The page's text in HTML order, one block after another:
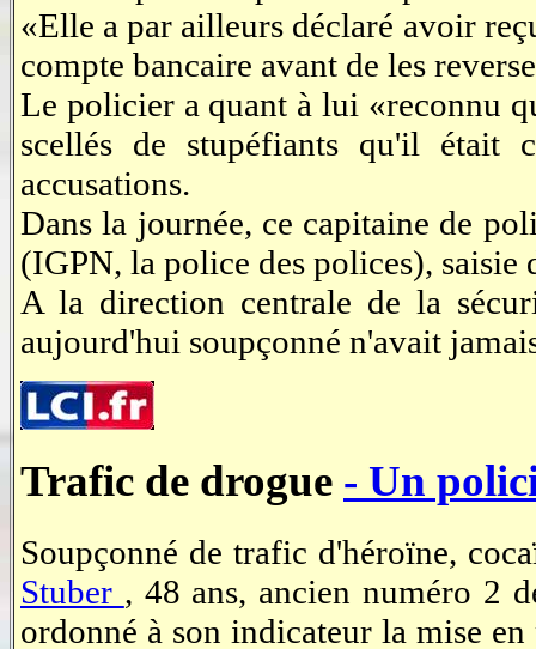
«Elle a par ailleurs déclaré avoir
compte bancaire avant de les
Le policier a quant à lui «reconnu
scellés de stupéfiants qu'il était
accusations.
Dans la journée, ce capitaine de
(IGPN, la police des polices),
A la direction centrale de la
aujourd'hui soupçonné n'avait
Trafic de drogue - Un
Soupçonné de trafic d'héroïne,
Stuber , 48 ans, ancien numéro 2
ordonné à son indicateur la mise